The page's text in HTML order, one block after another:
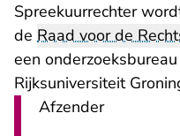
Spreekuurrechter
de Raad voor de
een
Rijksuniversiteit
Afzender